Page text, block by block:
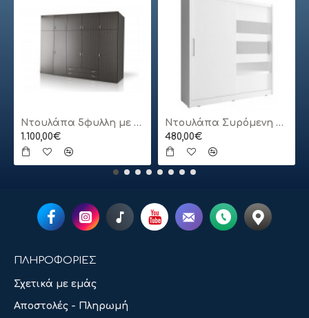
Ντουλάπα 5φυλλη με πατάρι
1.100,00€
Ντουλάπα Συρόμενη 24113-MJ3-180 Χρώμα Λευκό 180x200x62cm
480,00€
ΠΛΗΡΟΦΟΡΙΕΣ
Σχετικά με εμάς
Αποστολές - Πληρωμή